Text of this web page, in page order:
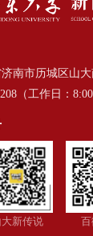
南市历城区山
（工作日 ：
大新传说